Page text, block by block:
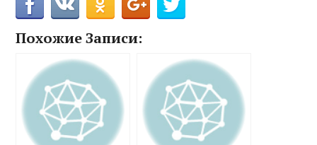
Похожие Записи: